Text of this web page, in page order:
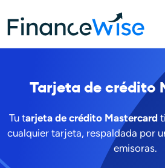
Home Tarjetas de crédito
Tarjeta de crédito
Tu tarjeta de crédito Mastercard
cualquier tarjeta, respaldada por
emisoras.